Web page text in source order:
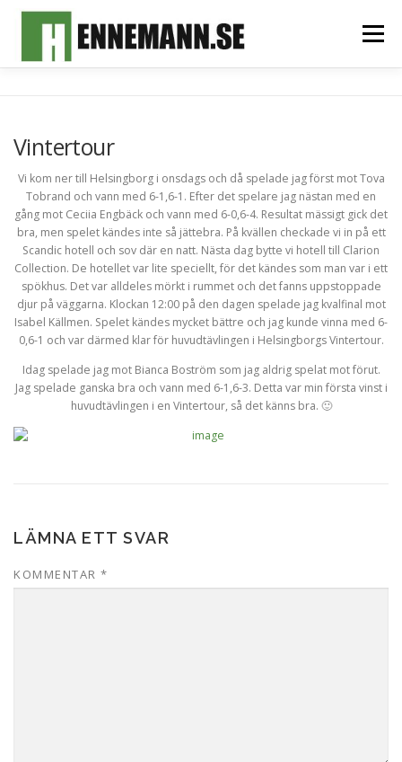
Hoppa
Meny
Vintertour
Vi kom ner till Helsingborg i onsdags och då spelade jag först mot Tova
Tobrand och vann med 6-1,6-1. Efter det spelare jag nästan med en
gång mot Ceciia Engbäck och vann med 6-0,6-4. Resultat mässigt gick det
bra, men spelet kändes inte så jättebra. På kvällen checkade vi in på ett
Scandic hotell och sov där en natt. Nästa dag bytte vi hotell till Clarion
Collection. De hotellet var lite speciellt, för det kändes som man var i ett
spökhus. Det var alldeles mörkt i rummet och det fanns uppstoppade
djur på väggarna. Klockan 12:00 på den dagen spelade jag kvalfinal mot
Isabel Källmen. Spelet kändes mycket bättre och jag kunde vinna med 6-
0,6-1 och var därmed klar för huvudtävlingen i Helsingborgs Vintertour.
Idag spelade jag mot Bianca Boström som jag aldrig spelat mot förut.
Jag spelade ganska bra och vann med 6-1,6-3. Detta var min första vinst i
huvudtävlingen i en Vintertour, så det känns bra. 🙂
LÄMNA ETT SVAR
KOMMENTAR *